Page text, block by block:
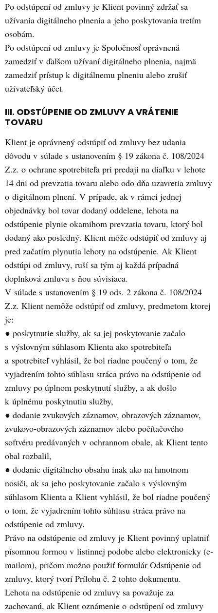
Po odstúpení od zmluvy je Klient povinný zdržať sa
užívania digitálneho plnenia a jeho poskytovania tretím
osobám.
Po odstúpení od zmluvy je Spoločnosť oprávnená
zamedziť v ďalšom užívaní digitálneho plnenia, najmä
zamedziť prístup k digitálnemu plneniu alebo zrušiť
užívateľský účet.
III. ODSTÚPENIE OD ZMLUVY A VRÁTENIE
TOVARU
Klient je oprávnený odstúpiť od zmluvy bez udania
dôvodu v súlade s ustanovením § 19 zákona č. 108/2024
Z.z. o ochrane spotrebiteľa pri predaji na diaľku v lehote
14 dní od prevzatia tovaru alebo odo dňa uzavretia zmluvy
o digitálnom plnení. V prípade, ak v rámci jednej
objednávky bol tovar dodaný oddelene, lehota na
odstúpenie plynie okamihom prevzatia tovaru, ktorý bol
dodaný ako posledný. Klient môže odstúpiť od zmluvy aj
pred začatím plynutia lehoty na odstúpenie. Ak Klient
odstúpi od zmluvy, ruší sa tým aj každá prípadná
doplnková zmluva s ňou súvisiaca.
V súlade s ustanovením § 19 ods. 2 zákona č. 108/2024
Z.z. Klient nemôže odstúpiť od zmluvy, predmetom ktorej
je:
● poskytnutie služby, ak sa jej poskytovanie začalo
s výslovným súhlasom Klienta ako spotrebiteľa
a spotrebiteľ vyhlásil, že bol riadne poučený o tom, že
vyjadrením tohto súhlasu stráca právo na odstúpenie od
zmluvy po úplnom poskytnutí služby, a ak došlo
k úplnému poskytnutiu služby,
● dodanie zvukových záznamov, obrazových záznamov,
zvukovo-obrazových záznamov alebo počítačového
softvéru predávaných v ochrannom obale, ak Klient tento
obal rozbalil,
● dodanie digitálneho obsahu inak ako na hmotnom
nosiči, ak sa jeho poskytovanie začalo s výslovným
súhlasom Klienta a Klient vyhlásil, že bol riadne poučený
o tom, že vyjadrením tohto súhlasu stráca právo na
odstúpenie od zmluvy.
Právo na odstúpenie od zmluvy je Klient povinný uplatniť
písomnou formou v listinnej podobe alebo elektronicky (e-
mailom), pričom možno použiť formulár Odstúpenie od
zmluvy, ktorý tvorí Prílohu č. 2 tohto dokumentu.
Lehota na odstúpenie od zmluvy sa považuje za
zachovanú, ak Klient oznámenie o odstúpení od zmluvy